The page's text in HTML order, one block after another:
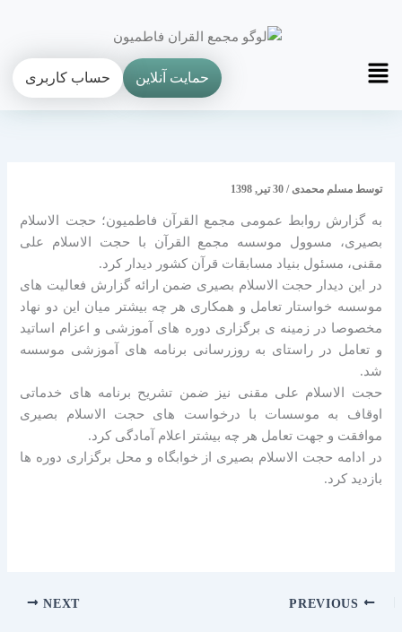
Main
Menu
حمایت آنلاین حساب کاربری
توسط مسلم محمدی/30 تیر, 1398
به گزارش روابط عمومی مجمع القرآن فاطمیون؛ حجت الاسلام
بصیری، مسوول موسسه مجمع القرآن با حجت الاسلام علی
مقنی، مسئول بنیاد مسابقات قرآن کشور دیدار کرد.
در این دیدار حجت الاسلام بصیری ضمن ارائه گزارش فعالیت های
موسسه خواستار تعامل و همکاری هر چه بیشتر میان این دو نهاد
مخصوصا در زمینه ی برگزاری دوره های آموزشی و اعزام اساتید
و تعامل در راستای به روزرسانی برنامه های آموزشی موسسه
شد.
حجت الاسلام علی مقنی نیز ضمن تشریح برنامه های خدماتی
اوقاف به موسسات با درخواست های حجت الاسلام بصیری
موافقت و جهت تعامل هر چه بیشتر اعلام آمادگی کرد.
در ادامه حجت الاسلام بصیری از خوابگاه و محل برگزاری دوره ها
بازدید کرد.
NEXT